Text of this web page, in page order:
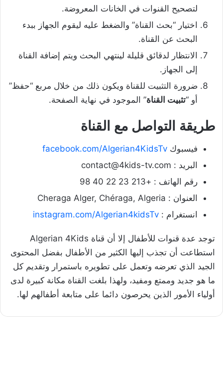
لتصحيح القنوات في الخانات المعروضة.
اختيار “بحث القناة” والضغط عليه ليقوم الجهاز ببدء
البحث عن القناة.
الانتظار لدقائق قليلة لينتهي البحث ويتم إضافة القناة
إلى الجهاز.
ضرورة التثبيت للقناة ويكون ذلك من خلال مربع “حفظ”
أو “تثبيت القناة” الموجود في نهاية الصفحة.
طريقة التواصل مع القناة
فيسبوك facebook.com/Algerian4KidsTv
البريد : contact@4kids-tv.com
رقم الهاتف : +213 23 22 40 98
العنوان : Cheraga Alger, Chéraga, Algeria
انستغرام : instagram.com/Algerian4kidsTv
توجد عدة قنوات للأطفال إلا أن قناة Algerian 4Kids
استطاعت أن تجذب إليها الكثير من الأطفال بفضل المحتوى
الجيد الذي تعرضه وتعمل على تطويره باستمرار وتقديم كل
ما هو جديد وممتع ومفيد، ولهذا بلغت القناة مكانة كبيرة لدى
أولياء الأمور الذين يحرصون دائما على متابعة أطفالهم لها.